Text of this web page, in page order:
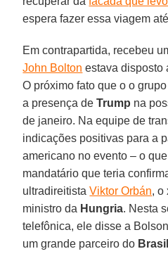
espera fazer essa viagem
Em contrapartida, recebeu
John Bolton estava disposto
O próximo fato que o o
a presença deTrump na
de janeiro. Na equipe de
indicações positivas para a
americano no evento – o
mandatário que teria
ultradireitistaViktor Orbán, o
ministro da Hungria. Nesta
telefônica, ele disse a
um grande parceiro do